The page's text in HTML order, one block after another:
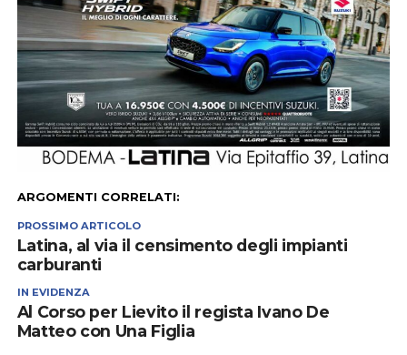
ARGOMENTI CORRELATI:
PROSSIMO ARTICOLO
Latina, al via il censimento degli impianti
carburanti
IN EVIDENZA
Al Corso per Lievito il regista Ivano De
Matteo con Una Figlia